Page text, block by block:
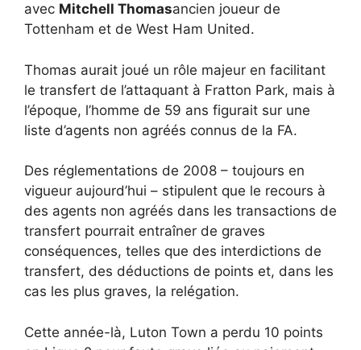
avec Mitchell Thomasancien joueur de
Tottenham et de West Ham United.
Thomas aurait joué un rôle majeur en facilitant
le transfert de l’attaquant à Fratton Park, mais à
l’époque, l’homme de 59 ans figurait sur une
liste d’agents non agréés connus de la FA.
Des réglementations de 2008 – toujours en
vigueur aujourd’hui – stipulent que le recours à
des agents non agréés dans les transactions de
transfert pourrait entraîner de graves
conséquences, telles que des interdictions de
transfert, des déductions de points et, dans les
cas les plus graves, la relégation.
Cette année-là, Luton Town a perdu 10 points